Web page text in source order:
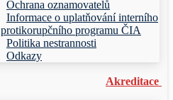
Ochrana oznamovatelů
Informace o uplatňování interního
protikorupčního programu ČIA
Politika nestrannosti
Odkazy
Akreditace